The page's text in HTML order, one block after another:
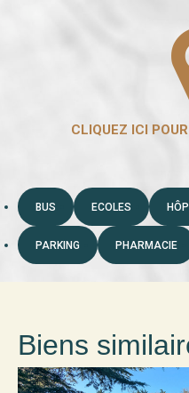
BUS ECOLES
PARKING PHARMACIE
Biens